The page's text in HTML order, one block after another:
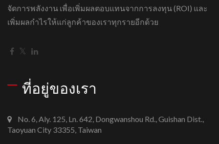
จัดการพลังงาน เพื่อเพิ่มผลตอบแทนจากการลงทุน (ROI) และ
เพิ่มผลกำไรให้แก่ลูกค้าของเราทุกรายอีกด้วย
ที่อยู่ของเรา
No. 6, Aly. 125, Ln. 642, Dongwanshou Rd., Guishan Dist.,
Taoyuan City 33355, Taiwan